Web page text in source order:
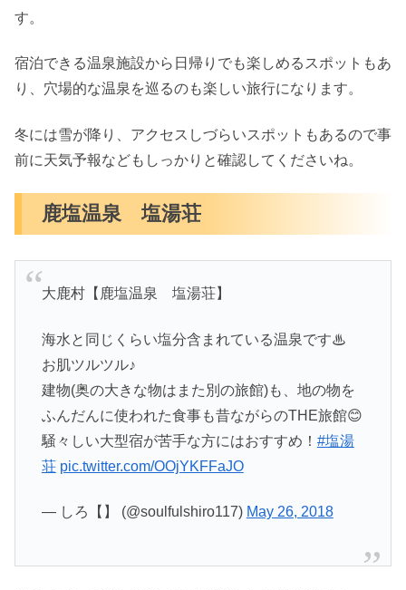
す。
宿泊できる温泉施設から日帰りでも楽しめるスポットもあ
り、穴場的な温泉を巡るのも楽しい旅行になります。
冬には雪が降り、アクセスしづらいスポットもあるので事
前に天気予報などもしっかりと確認してくださいね。
鹿塩温泉 塩湯荘
大鹿村【鹿塩温泉 塩湯荘】
海水と同じくらい塩分含まれている温泉です♨
お肌ツルツル♪
建物(奥の大きな物はまた別の旅館)も、地の物を
ふんだんに使われた食事も昔ながらのTHE旅館😊
騒々しい大型宿が苦手な方にはおすすめ！ #塩湯
荘 pic.twitter.com/OOjYKFFaJO
— しろ【】 (@soulfulshiro117) May 26, 2018